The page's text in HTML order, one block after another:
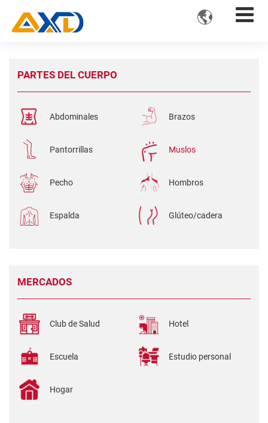

PARTES DEL CUERPO
Abdominales Brazos
Pantorrillas Muslos
Pecho Hombros
Espalda Glúteo/cadera
MERCADOS
Club de Salud Hotel
Escuela Estudio personal
Hogar